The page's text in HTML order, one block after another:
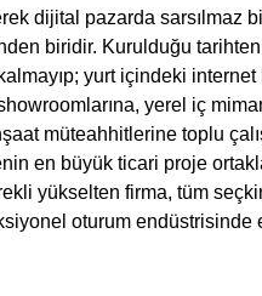
dijital pazarda sarsılmaz
biridir. Kurulduğu
yurt içindeki
yerel iç
müteahhitlerine toplu
en büyük ticari proje
yükselten firma, tüm
oturum endüstrisinde